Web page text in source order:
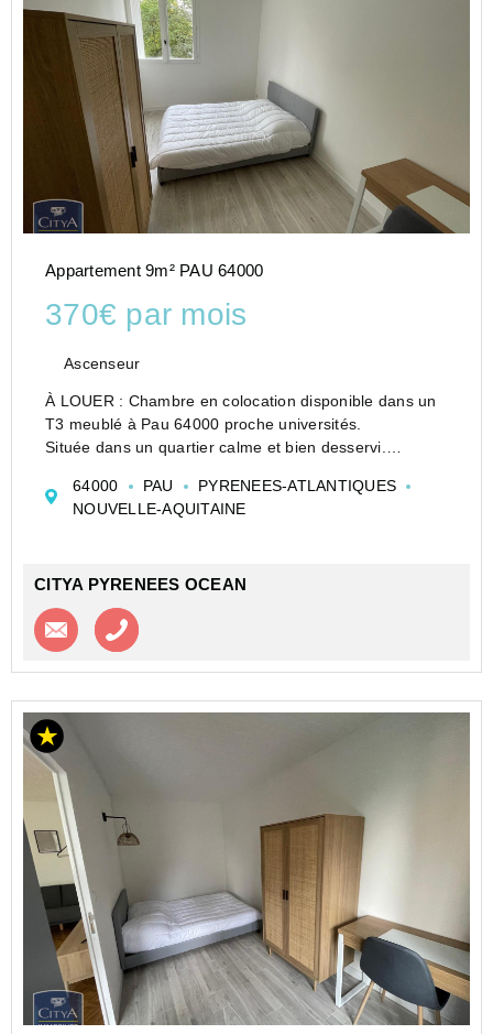
Appartement 9m² PAU 64000
370€ par mois
Ascenseur
À LOUER : Chambre en colocation disponible dans un
T3 meublé à Pau 64000 proche universités.
Située dans un quartier calme et bien desservi.
salle de bain et de WC séparés.
La chambre ...
64000 PAU
PYRENEES-ATLANTIQUES
NOUVELLE-AQUITAINE
CITYA PYRENEES OCEAN
Contacter l'agence